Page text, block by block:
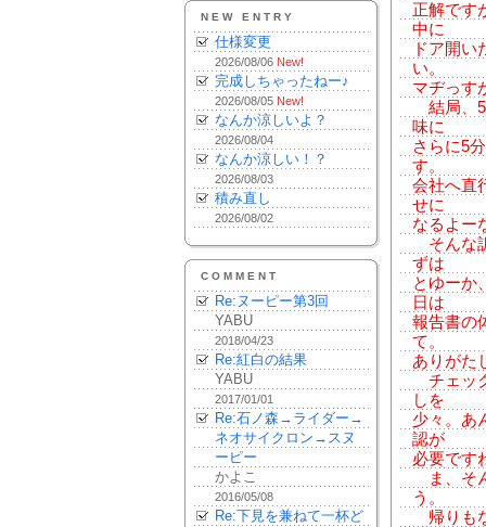
NEW ENTRY
仕様変更
2026/08/06 New!
完成しちゃったねー♪
2026/08/05 New!
なんか涼しいよ？
2026/08/04
なんか涼しい！？
2026/08/03
積み直し
2026/08/02
COMMENT
Re:ヌーピー第3回
YABU
2018/04/23
Re:紅白の結果
YABU
2017/01/01
Re:石ノ森→ライダー→
ネオサイクロン→スヌ
ーピー
かよこ
2016/05/08
Re:下見を兼ねて一杯ど
正解です
中に
ドア開い
い。
マヂっす
結局、5
味に
さらに5
す。
会社へ直
せに
なるよー
そんな
ずは
とゆーか
日は
報告書の
て。
ありがた
チェッ
しを
少々。あ
認が
必要です
ま、そ
う。
帰りも